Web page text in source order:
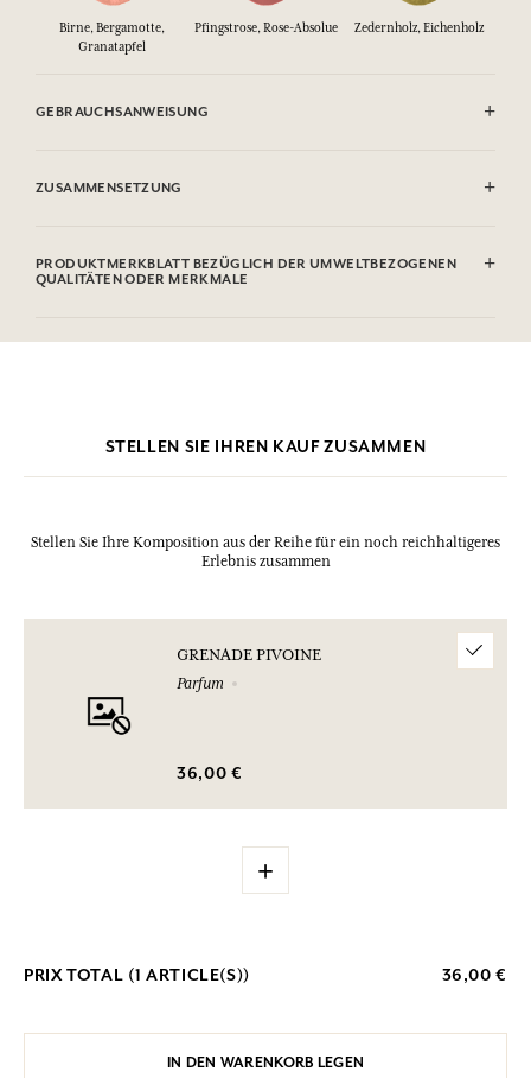
Birne, Bergamotte,
Granatapfel
Pfingstrose, Rose-Absolue Zedernholz, Eichenholz
GEBRAUCHSANWEISUNG
ZUSAMMENSETZUNG
Citronellol, Limonene, Geraniol. Diese Liste kann Änderungen
unterzogen werden, bitte sehen Sie die Verpackung des gekauften
PRODUKTMERKBLATT BEZÜGLICH DER UMWELTBEZOGENEN
QUALITÄTEN ODER MERKMALE
Bitte konsultieren Sie die Umweltqualitäten oder -merkmale, indem
STELLEN SIE IHREN KAUF ZUSAMMEN
Stellen Sie Ihre Komposition aus der Reihe für ein noch reichhaltigeres
Erlebnis zusammen
GRENADE PIVOINE
Parfum
36,00 €
+
PRIX TOTAL (1 ARTICLE(S)) 36,00 €
IN DEN WARENKORB LEGEN